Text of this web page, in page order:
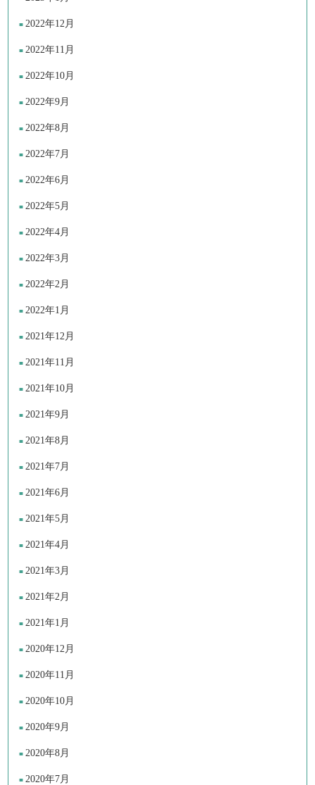
2022年12月
2022年11月
2022年10月
2022年9月
2022年8月
2022年7月
2022年6月
2022年5月
2022年4月
2022年3月
2022年2月
2022年1月
2021年12月
2021年11月
2021年10月
2021年9月
2021年8月
2021年7月
2021年6月
2021年5月
2021年4月
2021年3月
2021年2月
2021年1月
2020年12月
2020年11月
2020年10月
2020年9月
2020年8月
2020年7月